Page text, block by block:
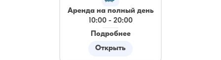
Аренда на полный день
10:00- 20:00
Подробнее
Открыть